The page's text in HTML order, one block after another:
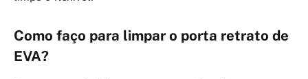
Como faço para limpar o porta retrato de
EVA?